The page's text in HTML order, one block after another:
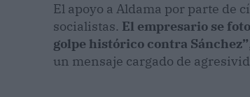
El apoyo a Aldama por parte de
socialistas. El empresario se
golpe histórico contra Sánchez”
un mensaje cargado de